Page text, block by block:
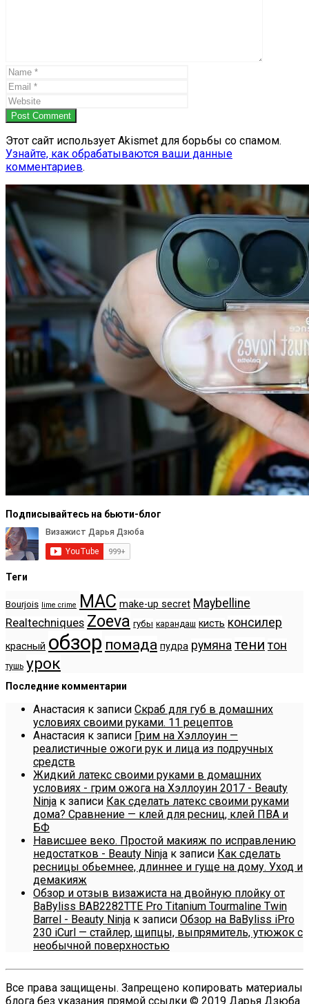
Post Comment
Этот сайт использует Akismet для борьбы со спамом.
Узнайте, как обрабатываются ваши данные
комментариев.
Подписывайтесь на бьюти-блог
Теги
Bourjois lime crime MAC make-up secret Maybelline
Realtechniques Zoeva губы карандаш кисть консилер
красный обзор помада пудра румяна тени тон
тушь урок
Последние комментарии
Анастасия к записи Скраб для губ в домашних
условиях своими руками. 11 рецептов
Анастасия к записи Грим на Хэллоуин —
реалистичные ожоги рук и лица из подручных
средств
Жидкий латекс своими руками в домашних
условиях - грим ожога на Хэллоуин 2017 - Beauty
Ninja к записи Как сделать латекс своими руками
дома? Сравнение — клей для ресниц, клей ПВА и
БФ
Нависшее веко. Простой макияж по исправлению
недостатков - Beauty Ninja к записи Как сделать
ресницы обьемнее, длиннее и гуще на дому. Уход и
демакияж
Обзор и отзыв визажиста на двойную плойку от
BaByliss BAB2282TTE Pro Titanium Tourmaline Twin
Barrel - Beauty Ninja к записи Обзор на BaByliss iPro
230 iCurl — стайлер, щипцы, выпрямитель, утюжок с
необычной поверхностью
Все права защищены. Запрещено копировать материалы
блога без указания прямой ссылки © 2019 Дарья Дзюба